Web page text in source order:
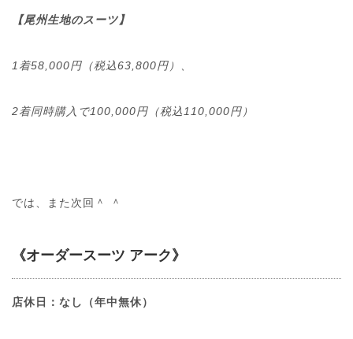
【尾州生地のスーツ】
1着58,000円（税込63,800円）、
2着同時購入で100,000円（税込110,000円）
では、また次回＾ ＾
《オーダースーツ アーク》
店休日：なし（年中無休）